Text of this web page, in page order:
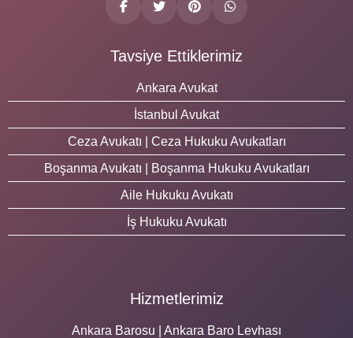
Tavsiye Ettiklerimiz
Ankara Avukat
İstanbul Avukat
Ceza Avukatı | Ceza Hukuku Avukatları
Boşanma Avukatı | Boşanma Hukuku Avukatları
Aile Hukuku Avukatı
İş Hukuku Avukatı
Hizmetlerimiz
Ankara Barosu | Ankara Baro Levhası